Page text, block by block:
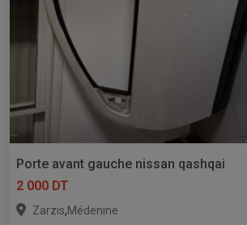
Porte avant gauche nissan qashqai
2 000 DT
Zarzis,Médenine